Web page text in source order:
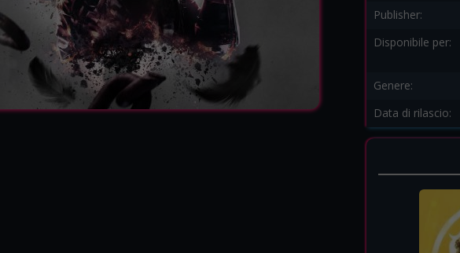
Publisher:
Disponibile per:
Genere:
Data di rilascio: